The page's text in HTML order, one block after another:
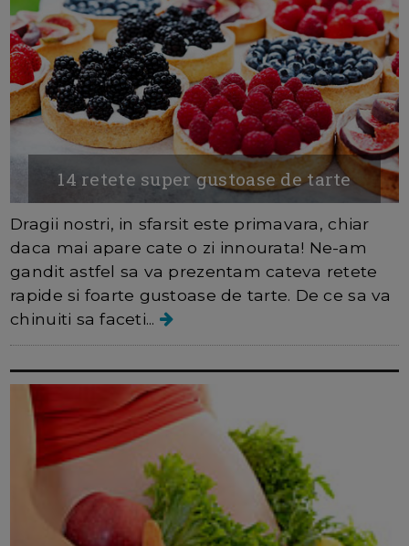
14 retete super gustoase de tarte
Dragii nostri, in sfarsit este primavara, chiar
daca mai apare cate o zi innourata! Ne-am
gandit astfel sa va prezentam cateva retete
rapide si foarte gustoase de tarte. De ce sa va
chinuiti sa faceti...